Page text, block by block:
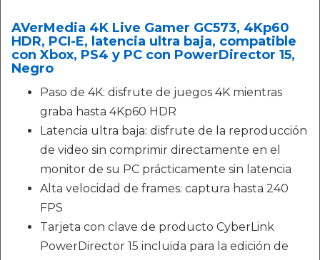
AVerMedia 4K Live Gamer GC573, 4Kp60
HDR, PCI-E, latencia ultra baja, compatible
con Xbox, PS4 y PC con PowerDirector 15,
Negro
Paso de 4K: disfrute de juegos 4K mientras
graba hasta 4Kp60 HDR
Latencia ultra baja: disfrute de la reproducción
de video sin comprimir directamente en el
monitor de su PC prácticamente sin latencia
Alta velocidad de frames: captura hasta 240
FPS
Tarjeta con clave de producto CyberLink
PowerDirector 15 incluida para la edición de